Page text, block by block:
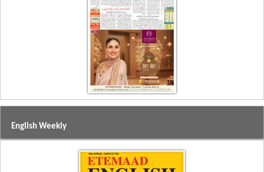
English Weekly